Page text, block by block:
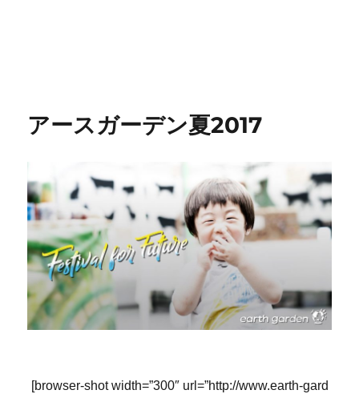
アースガーデン夏2017
[browser-shot width=”300″ url=”http://www.earth-gard